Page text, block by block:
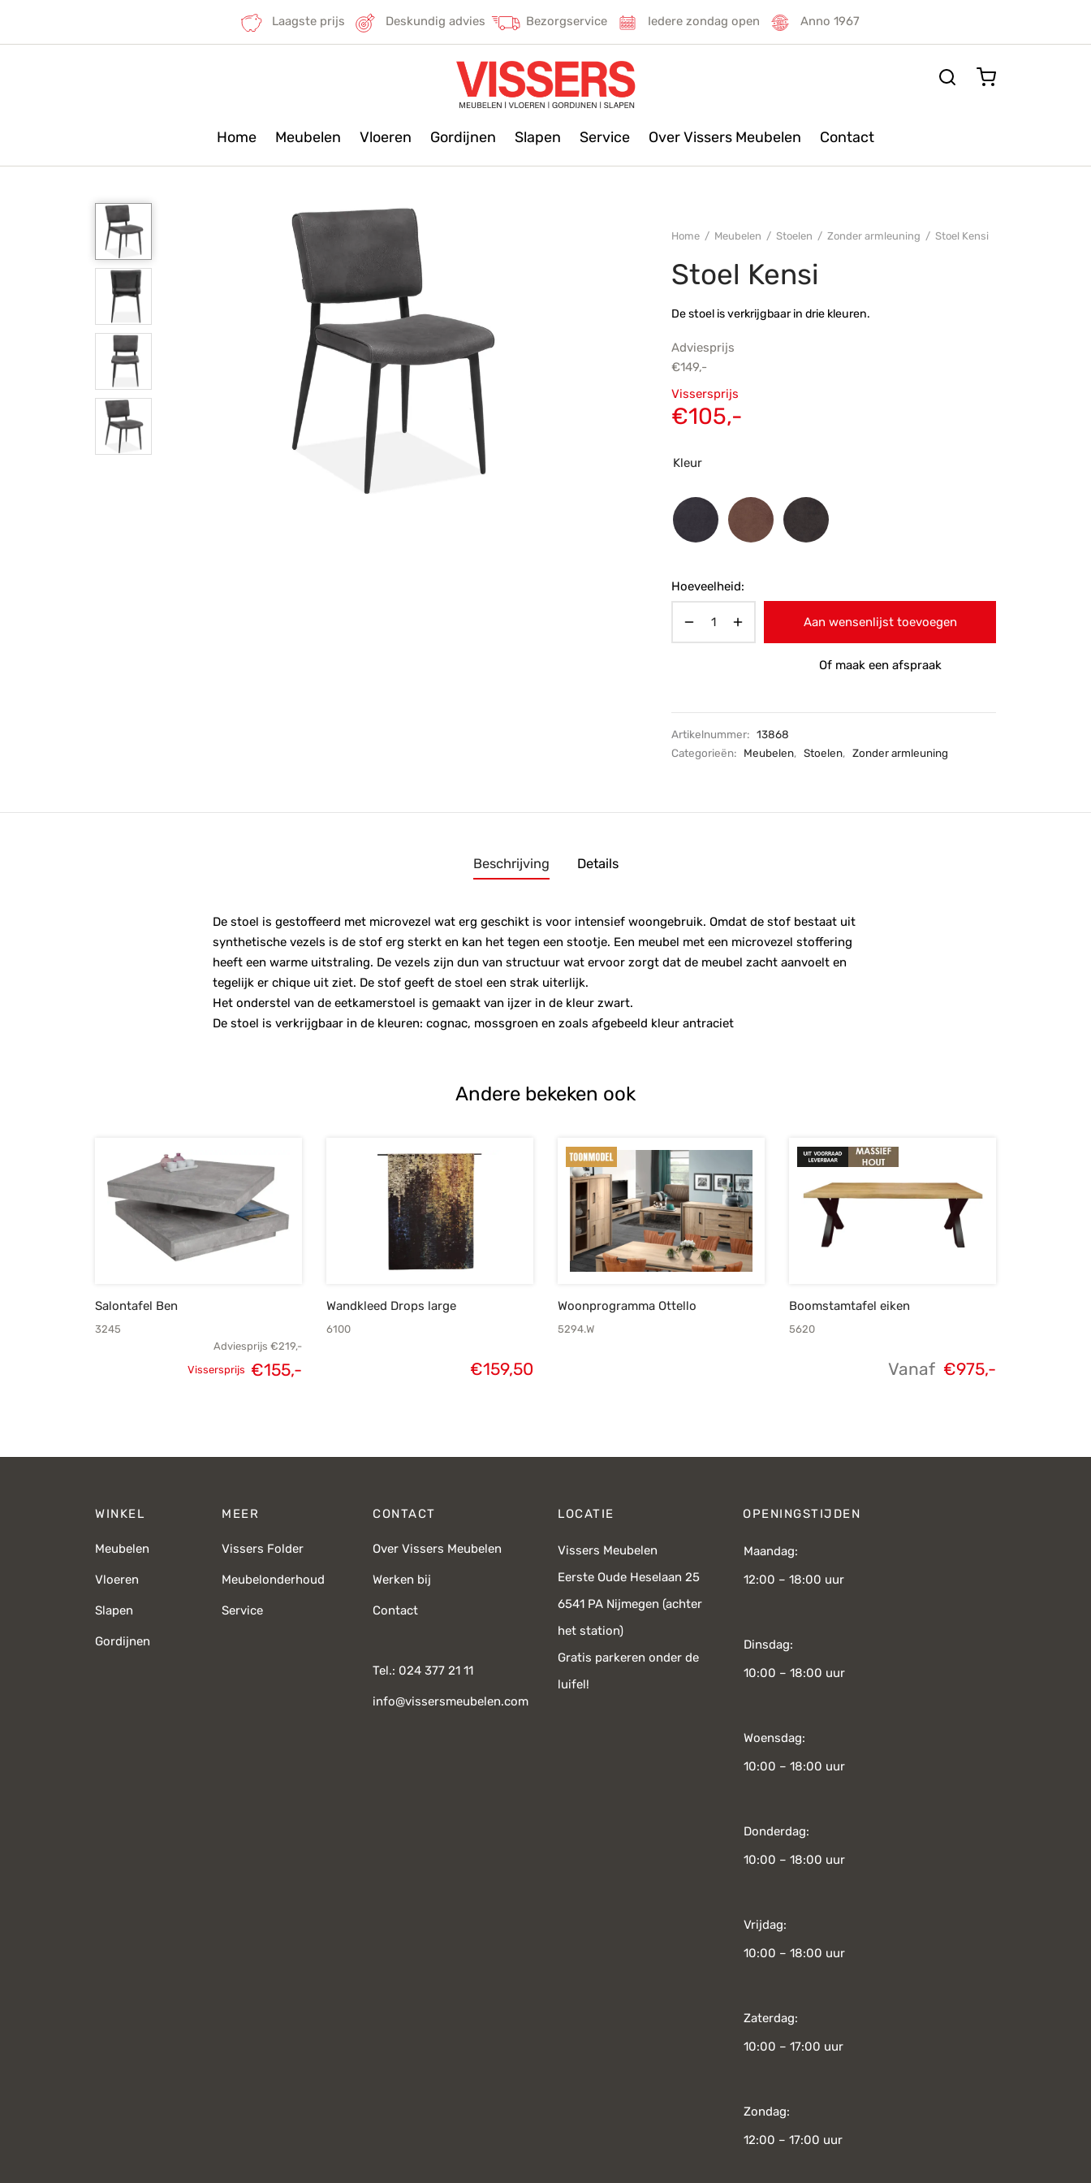
Laagste prijs Deskundig advies Bezorgservice Iedere zondag open Anno 1967
Home Meubelen Vloeren Gordijnen Slapen Service Over Vissers Meubelen Contact
Home / Meubelen / Stoelen / Zonder armleuning / Stoel Kensi
Stoel Kensi
De stoel is verkrijgbaar in drie kleuren.
Adviesprijs
€149,-
Oorspronkelijke
prijs was:
Vissersprijs
€105,-
Kleur
Hoeveelheid:
Aan wensenlijst toevoegen
Of maak een afspraak
Artikelnummer: 13868
Categorieën:
Meubelen, Stoelen, Zonder armleuning
Beschrijving Details
De stoel is gestoffeerd met microvezel wat erg geschikt is voor intensief woongebruik. Omdat de stof bestaat uit
synthetische vezels is de stof erg sterkt en kan het tegen een stootje. Een meubel met een microvezel stoffering
heeft een warme uitstraling. De vezels zijn dun van structuur wat ervoor zorgt dat de meubel zacht aanvoelt en
tegelijk er chique uit ziet. De stof geeft de stoel een strak uiterlijk.
Het onderstel van de eetkamerstoel is gemaakt van ijzer in de kleur zwart.
De stoel is verkrijgbaar in de kleuren: cognac, mossgroen en zoals afgebeeld kleur antraciet
Andere bekeken ook
Salontafel Ben
3245
Adviesprijs €219,-
Vissersprijs €155,-
Wandkleed Drops large
6100
€159,50
Woonprogramma Ottello
5294.W
Boomstamtafel eiken
5620
Vanaf €975,-
WINKEL
Meubelen
Vloeren
Slapen
Gordijnen
MEER
Vissers Folder
Meubelonderhoud
Service
CONTACT
Over Vissers Meubelen
Werken bij
Contact
Tel.: 024 377 21 11
info@vissersmeubelen.com
LOCATIE
Vissers Meubelen
Eerste Oude Heselaan 25
6541 PA Nijmegen (achter
het station)
Gratis parkeren onder de
luifel!
OPENINGSTIJDEN
Maandag:
12:00 – 18:00 uur
Dinsdag:
10:00 – 18:00 uur
Woensdag:
10:00 – 18:00 uur
Donderdag:
10:00 – 18:00 uur
Vrijdag:
10:00 – 18:00 uur
Zaterdag:
10:00 – 17:00 uur
Zondag:
12:00 – 17:00 uur